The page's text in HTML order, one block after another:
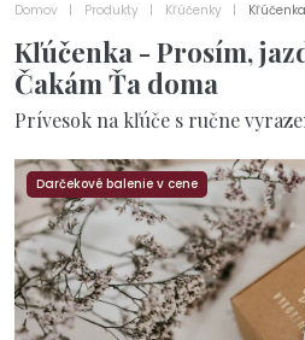
Domov Produkty Kľúčenky
Kľúčenka - Prosím,
Čakám Ťa doma
Prívesok na kľúče s ručne
Darčekové balenie v cene